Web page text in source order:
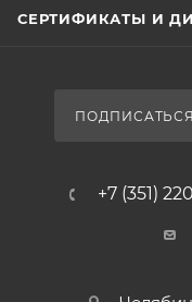
СЕРТИФИКАТЫ И
+7 (351)